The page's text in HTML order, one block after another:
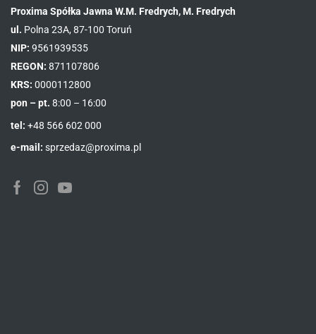
Proxima Spółka Jawna W.M. Fredrych, M. Fredrych
ul. Polna 23A, 87-100 Toruń
NIP: 9561939535
REGON: 871107806
KRS: 0000112800
pon – pt. 8:00 – 16:00
tel: +48 566 602 000
e-mail: sprzedaz@proxima.pl
FacebookInstagramYoutube